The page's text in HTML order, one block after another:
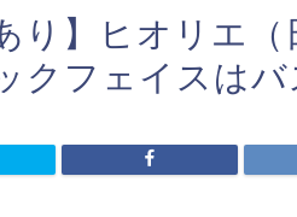
り】ヒオリエ
クフェイスは